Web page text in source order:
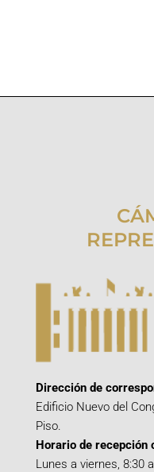
Dirección de
Edificio Nuevo del
Piso.
Horario de recepción
Lunes a viernes, 8:30